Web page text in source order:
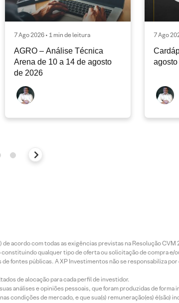
7 Ago 2026 • 1 min de leitura
AGRO – Análise Técnica
Arena de 10 a 14 de agosto
de 2026
7 Ago
acordo com todas as exigências previstas na Resolução
qualquer tipo de oferta ou solicitação de compra e/
fontes públicas. A XP Investimentos não se responsabiliza
de alocação para cada perfil de investidor.
análises e opiniões pessoais, que foram produzidas de
condições de mercado, e que sua(s) remuneração(es) é(são)